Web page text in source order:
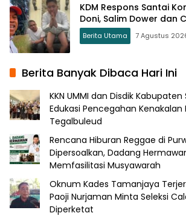
KDM Respons Santai
Doni, Salim Dower dan
Berita Utama 7 Agustus
Berita Banyak Dibaca Hari Ini
KKN UMMI dan Disdik
Edukasi Pencegahan Kenakalan
Tegalbuleud
Rencana Hiburan Reggae di
Dipersoalkan, Dadang
Memfasilitasi Musyawarah
Oknum Kades Tamanjaya
Paoji Nurjaman Minta Seleksi
Diperketat